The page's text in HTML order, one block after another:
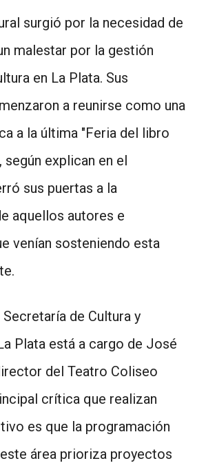
surgió por la necesidad de
malestar por la gestión
en La Plata. Sus
a reunirse como una
a la última "Feria del libro
según explican en el
sus puertas a la
aquellos autores e
venían sosteniendo esta
Secretaría de Cultura y
Plata está a cargo de José
del Teatro Coliseo
crítica que realizan
es que la programación
área prioriza proyectos